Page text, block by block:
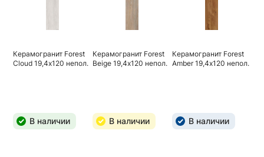
Керамогранит Forest
Cloud 19,4х120 непол.
В наличии
Керамогранит Forest
Beige 19,4х120 непол.
В наличии
Керамогранит Forest
Amber 19,4х120 непол.
В наличии